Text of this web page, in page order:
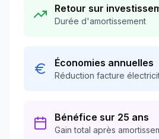
Retour sur
Durée d'amortissement
Économies annuelles
Réduction facture
Bénéfice sur 25 ans
Gain total après